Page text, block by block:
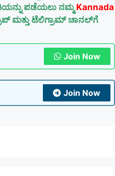
ಪಡೆಯಲು ನಮ್ಮ Kannada
ಮತ್ತು ಟೆಲಿಗ್ರಾಮ್ ಚಾನಲ್‌ಗೆ
Join Now
Join Now